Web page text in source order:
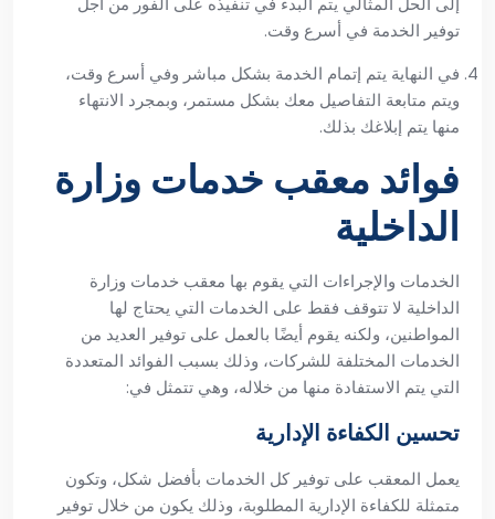
توفير الخدمة في أسرع وقت.
في النهاية يتم إتمام الخدمة بشكل مباشر وفي أسرع وقت،
ويتم متابعة التفاصيل معك بشكل مستمر، وبمجرد الانتهاء
منها يتم إبلاغك بذلك.
فوائد معقب خدمات وزارة
الداخلية
الخدمات والإجراءات التي يقوم بها معقب خدمات وزارة
الداخلية لا تتوقف فقط على الخدمات التي يحتاج لها
المواطنين، ولكنه يقوم أيضًا بالعمل على توفير العديد من
الخدمات المختلفة للشركات، وذلك بسبب الفوائد المتعددة
التي يتم الاستفادة منها من خلاله، وهي تتمثل في:
تحسين الكفاءة الإدارية
يعمل المعقب على توفير كل الخدمات بأفضل شكل، وتكون
متمثلة للكفاءة الإدارية المطلوبة، وذلك يكون من خلال توفير